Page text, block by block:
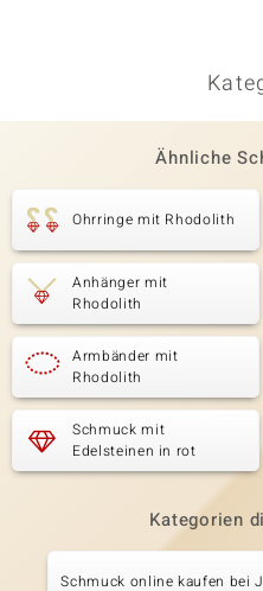
Ähnliche
Ohrringe mit Rhodolith
Anhänger mit
Rhodolith
Armbänder mit
Rhodolith
Schmuck mit
Edelsteinen in rot
Kategorien
Schmuck online kaufen bei